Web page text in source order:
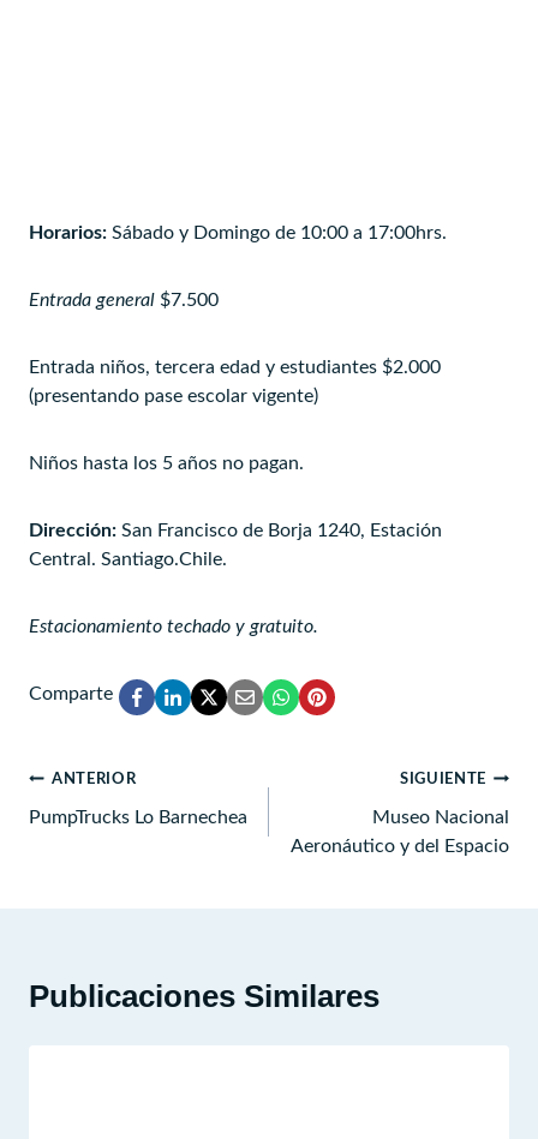
Horarios: Sábado y Domingo de 10:00 a 17:00hrs.
Entrada general $7.500
Entrada niños, tercera edad y estudiantes $2.000
(presentando pase escolar vigente)
Niños hasta los 5 años no pagan.
Dirección: San Francisco de Borja 1240, Estación
Central. Santiago.Chile.
Estacionamiento techado y gratuito.
Comparte
Navegación
de
ANTERIOR
PumpTrucks Lo Barnechea
SIGUIENTE
Museo Nacional
Aeronáutico y del Espacio
Publicaciones Similares